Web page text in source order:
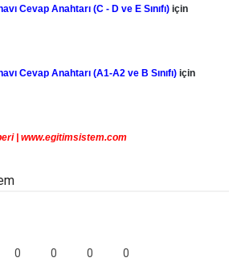
Cevap Anahtarı (C - D ve E Sınıfı) için
Cevap Anahtarı (A1-A2 ve B Sınıfı) için
| www.egitimsistem.com
0 0 0 0